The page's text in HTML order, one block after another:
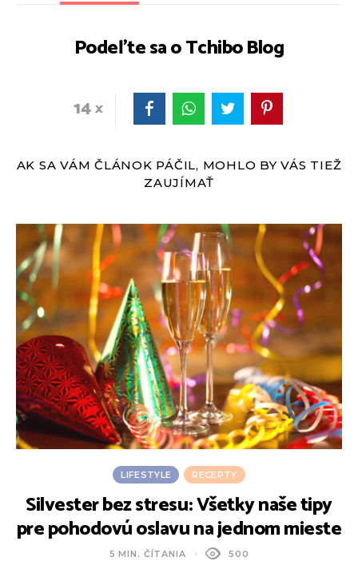
Podeľte sa o Tchibo Blog
14
AK SA VÁM ČLÁNOK PÁČIL, MOHLO BY VÁS TIEŽ
ZAUJÍMAŤ
LIFESTYLE RECEPTY
Silvester bez stresu: Všetky naše tipy
pre pohodovú oslavu na jednom mieste
5 MIN. ČÍTANIA 500